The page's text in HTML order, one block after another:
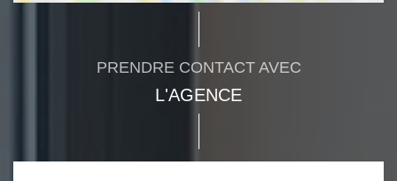
PRENDRE CONTACT AVEC
L'AGENCE